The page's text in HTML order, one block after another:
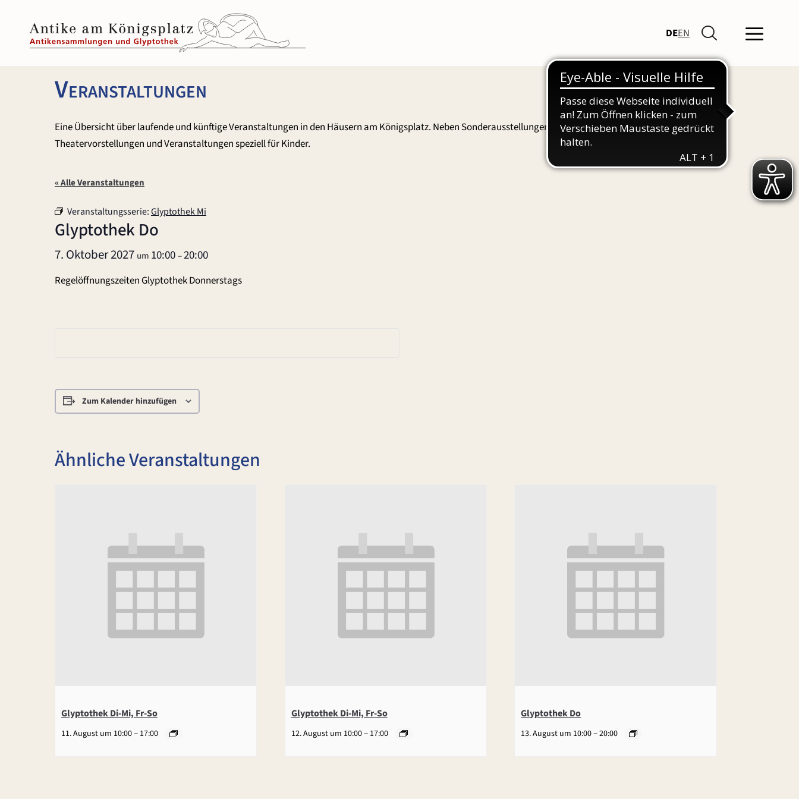
springen
DEEN
Veranstaltungen
Eine Übersicht über laufende und künftige Veranstaltungen in den Häusern am Königsplatz. Neben Sonderausstellungen und Führungen finden Sie hier auch
Theatervorstellungen und Veranstaltungen speziell für Kinder.
« Alle Veranstaltungen
Veranstaltungsserie:Glyptothek Mi
Glyptothek Do
7. Oktober 2027 um 10:00–20:00
Regelöffnungszeiten Glyptothek Donnerstags
Zum Kalender hinzufügen
Ähnliche Veranstaltungen
Glyptothek Di-Mi, Fr-So
11. August um 10:00– 17:00
Glyptothek Di-Mi, Fr-So
12. August um 10:00– 17:00
Glyptothek Do
13. August um 10:00–20:00